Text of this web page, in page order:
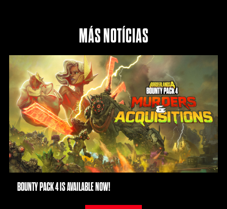
MÁS NOTÍCIAS
BOUNTY PACK 4 IS AVAILABLE NOW!